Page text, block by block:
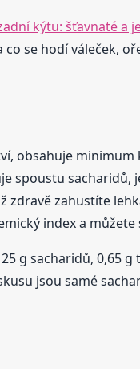
kýtu: šťavnaté
se hodí váleček,
obsahuje
spoustu
zahustíte
index a
g sacharidů, 0,65
jsou samé